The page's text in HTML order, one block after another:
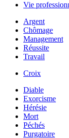
Vie
Argent
Chômage
Management
Réussite
Travail
Croix
Diable
Exorcisme
Hérésie
Mort
Péchés
Purgatoire